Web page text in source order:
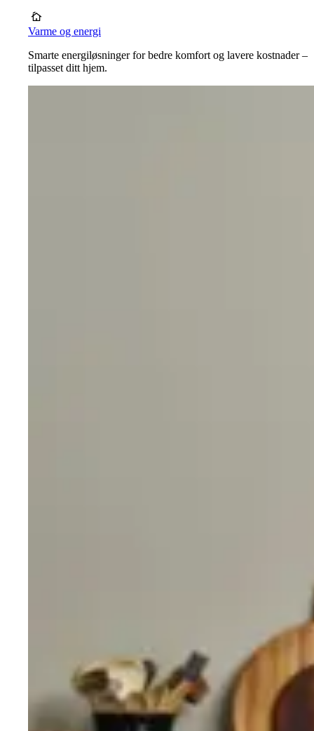
Varme og energi
Smarte energiløsninger for bedre komfort og lavere kostnader –
tilpasset ditt hjem.